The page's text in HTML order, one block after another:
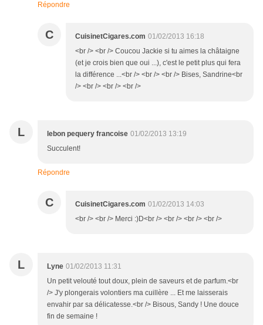
Répondre
C CuisinetCigares.com 01/02/2013 16:18
<br /> <br /> Coucou Jackie si tu aimes la châtaigne
(et je crois bien que oui ...), c'est le petit plus qui fera
la différence ...<br /> <br /> <br /> Bises, Sandrine<br
/> <br /> <br /> <br />
L lebon pequery francoise 01/02/2013 13:19
Succulent!
Répondre
C CuisinetCigares.com 01/02/2013 14:03
<br /> <br /> Merci :)D<br /> <br /> <br /> <br />
L Lyne 01/02/2013 11:31
Un petit velouté tout doux, plein de saveurs et de parfum.<br
/> J'y plongerais volontiers ma cuillère ... Et me laisserais
envahir par sa délicatesse.<br /> Bisous, Sandy ! Une douce
fin de semaine !